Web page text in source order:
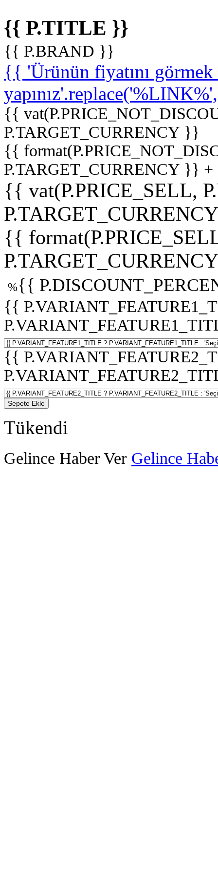
{{ P.TITLE }}
{{ P.BRAND }}
{{ 'Ürünün fiyatını
{{
P.TARGET_CURRENCY }}
{{
P.TARGET_CURRENCY }}
{{ vat(P.PRICE_SELL,
{{
%{{
{{
{{
Sepete Ekle
Tükendi
Gelince Haber Ver Gelince